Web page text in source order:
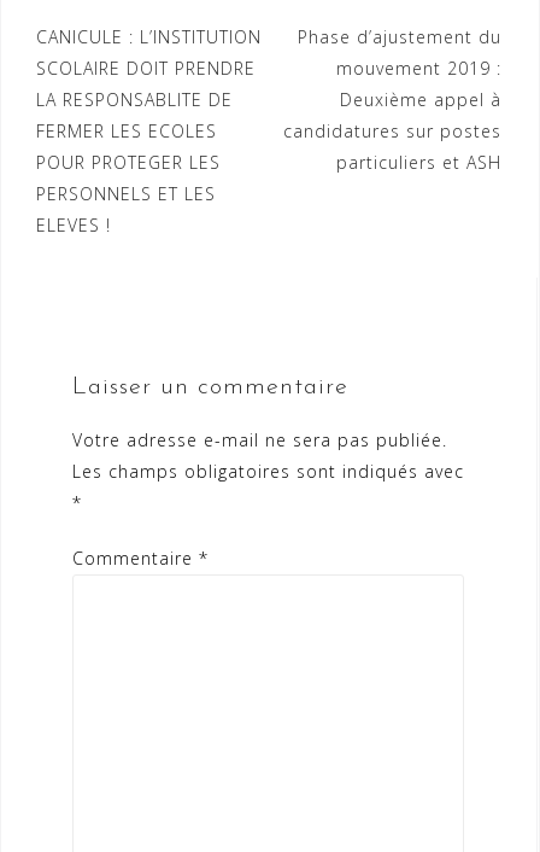
Navigation
de
l’article
CANICULE : L’INSTITUTION
SCOLAIRE DOIT PRENDRE
LA RESPONSABLITE DE
FERMER LES ECOLES
POUR PROTEGER LES
PERSONNELS ET LES
ELEVES !
Phase d’ajustement du
mouvement 2019 :
Deuxième appel à
candidatures sur postes
particuliers et ASH
Laisser un commentaire
Votre adresse e-mail ne sera pas publiée.
Les champs obligatoires sont indiqués avec
*
Commentaire *